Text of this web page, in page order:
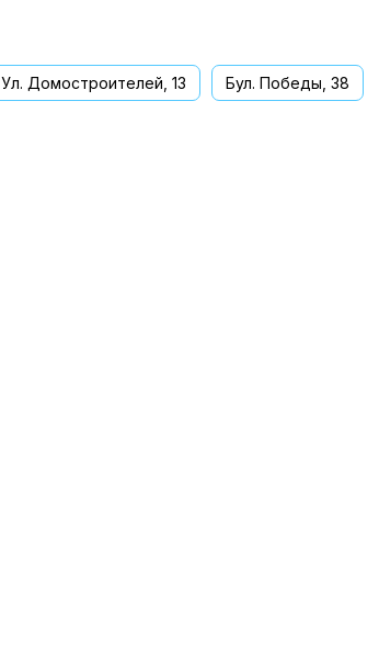
Ул. Домостроителей, 13 Бул. Победы, 38